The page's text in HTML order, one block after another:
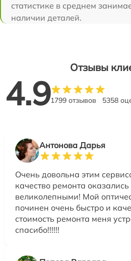
статистике в среднем
наличии деталей.
Отзывы
4.91799 отзывов 5358
Антонова Дарья
Очень довольна этим
качество ремонта оказались
великолепными! Мой
починен очень быстро и
стоимость ремонта меня
спасибо!!!!!!